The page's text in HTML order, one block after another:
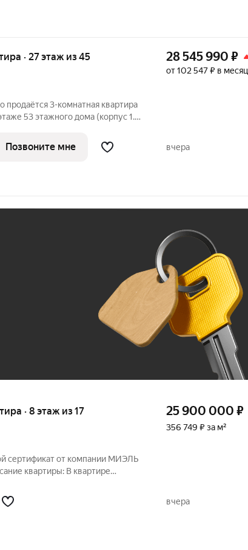
· 27 этаж из 45
3-комнатная квартира
53 этажного дома (корпус 1.4,
«Медведково». 8 минут на
28 545 990 ₽
от 102 547 ₽ в месяц
Позвоните мне вчера
· 8 этаж из 17
сертификат от компании МИЭЛЬ
квартиры: В квартире
Комнаты отличаются хорошей
25 900 000 ₽
356 749 ₽ за м²
вчера